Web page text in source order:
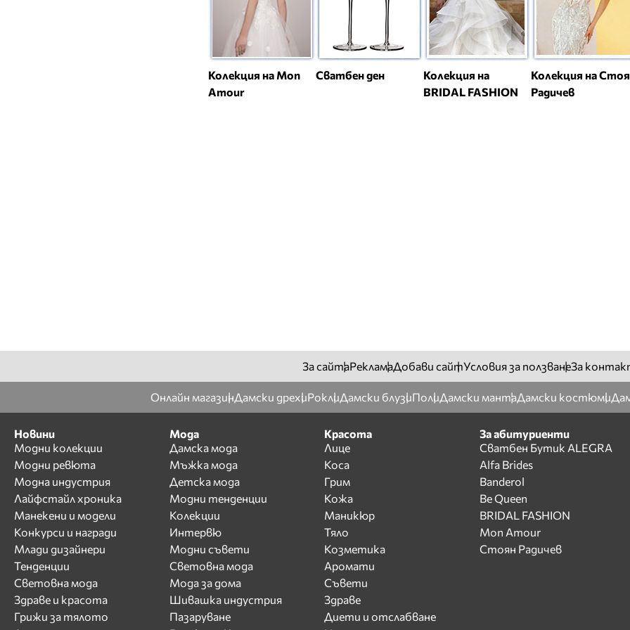
Колекция на Mon
Amour
Сватбен ден
Колекция на
BRIDAL FASHION
Колекция на
Радичев
За сайтаРекламаДобави сайтУсловия за ползванеЗа
Онлайн магазинДамски дрехиРоклиДамски блузиПолиДамски мантаДамски костюми
Новини
Модни колекции
Модни ревюта
Модна индустрия
Лайфстайл хроника
Манекени и модели
Конкурси и награди
Млади дизайнери
Тенденции
Световна мода
Здраве и красота
Грижи за тялото
Мода
Дамска мода
Мъжка мода
Детска мода
Модни тенденции
Колекции
Интервю
Модни съвети
Световна мода
Мода за дома
Шивашка индустрия
Пазаруване
Красота
Лице
Коса
Грим
Кожа
Маникюр
Тяло
Козметика
Аромати
Съвети
Здраве
Диети и отслабване
За абитуриенти
Сватбен Бутик ALEGRA
Alfa Brides
Banderol
Be Queen
BRIDAL FASHION
Mon Amour
Стоян Радичев